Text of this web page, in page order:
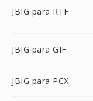
JBIG para RTF
JBIG para GIF
JBIG para PCX